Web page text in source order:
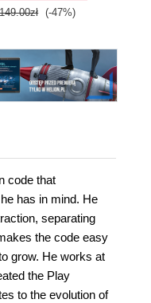
149.00zł (-47%)
code that
has in mind. He
separating
the code easy
grow. He works at
the Play
to the evolution of